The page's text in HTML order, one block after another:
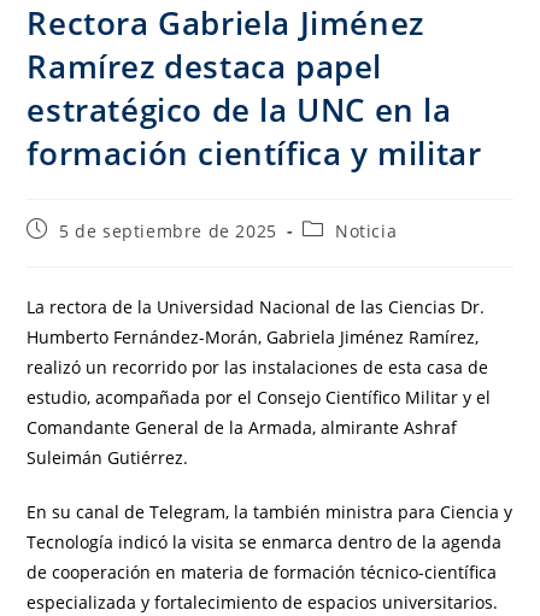
Rectora Gabriela Jiménez
Ramírez destaca papel
estratégico de la UNC en la
formación científica y militar
5 de septiembre de 2025 Noticia
La rectora de la Universidad Nacional de las Ciencias Dr.
Humberto Fernández-Morán, Gabriela Jiménez Ramírez,
realizó un recorrido por las instalaciones de esta casa de
estudio, acompañada por el Consejo Científico Militar y el
Comandante General de la Armada, almirante Ashraf
Suleimán Gutiérrez.
En su canal de Telegram, la también ministra para Ciencia y
Tecnología indicó la visita se enmarca dentro de la agenda
de cooperación en materia de formación técnico-científica
especializada y fortalecimiento de espacios universitarios.